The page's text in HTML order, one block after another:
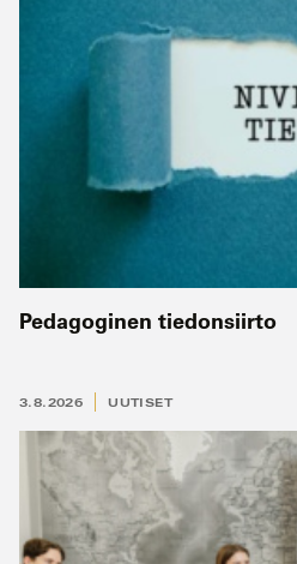
Pedagoginen tiedonsiirto
3.8.2026 UUTISET